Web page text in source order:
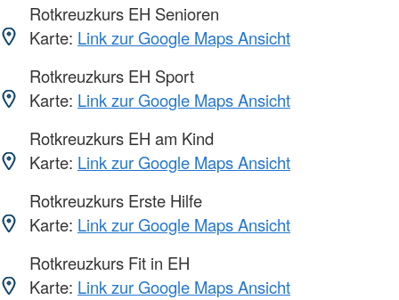
Rotkreuzkurs EH Senioren
Karte: Link zur Google Maps Ansicht
Rotkreuzkurs EH Sport
Karte: Link zur Google Maps Ansicht
Rotkreuzkurs EH am Kind
Karte: Link zur Google Maps Ansicht
Rotkreuzkurs Erste Hilfe
Karte: Link zur Google Maps Ansicht
Rotkreuzkurs Fit in EH
Karte: Link zur Google Maps Ansicht